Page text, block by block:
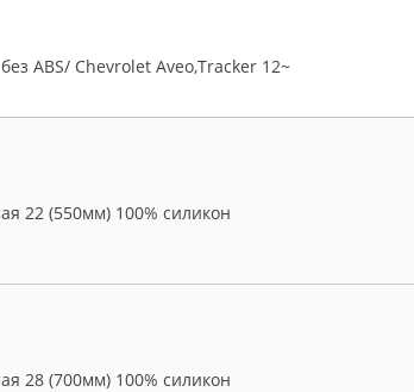
ABS/ Chevrolet Aveo,Tracker 12~
22 (550мм) 100% силикон
28 (700мм) 100% силикон